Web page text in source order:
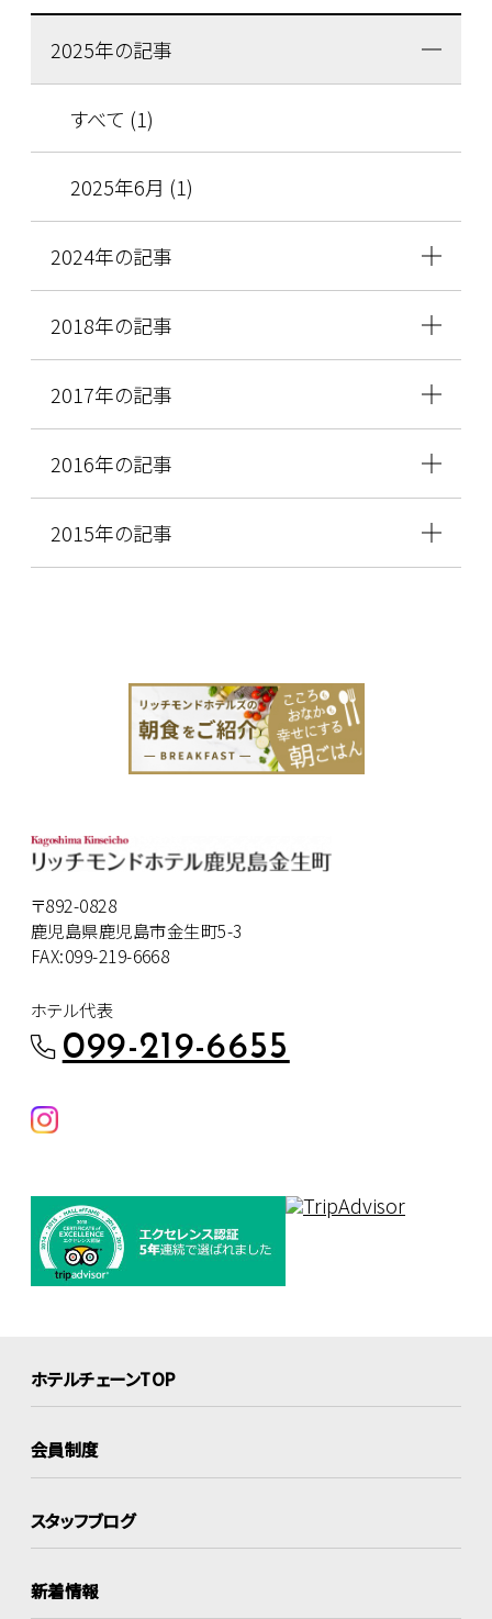
2025年の記事
すべて (1)
2025年6月 (1)
2024年の記事
2018年の記事
2017年の記事
2016年の記事
2015年の記事
〒892-0828
鹿児島県鹿児島市金生町5-3
FAX:099-219-6668
ホテル代表
099-219-6655
ホテルチェーンTOP
会員制度
スタッフブログ
新着情報